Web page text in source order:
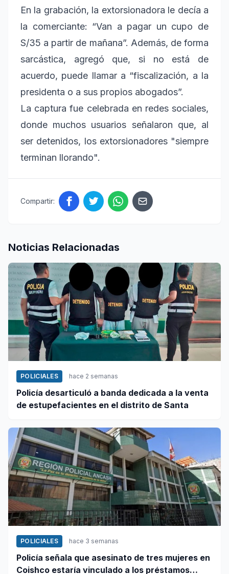
En la grabación, la extorsionadora le decía a
la comerciante: “Van a pagar un cupo de
S/35 a partir de mañana”. Además, de forma
sarcástica, agregó que, si no está de
acuerdo, puede llamar a “fiscalización, a la
presidenta o a sus propios abogados”.
La captura fue celebrada en redes sociales,
donde muchos usuarios señalaron que, al
ser detenidos, los extorsionadores "siempre
terminan llorando".
Compartir:
Noticias Relacionadas
POLICIALES hace 2 semanas
Policía desarticuló a banda dedicada a la venta
de estupefacientes en el distrito de Santa
POLICIALES hace 3 semanas
Policía señala que asesinato de tres mujeres en
Coishco estaría vinculado a los préstamos